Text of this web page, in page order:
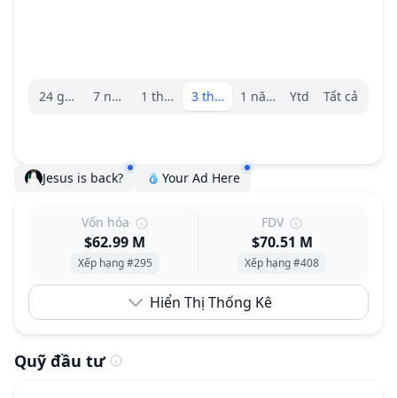
Trình chọn khoảng.
24 giờ 7 ngày 1 tháng 3 tháng 1 năm Ytd Tất cả
Jesus is back? Your Ad Here
Vốn hóa
$62.99 M
Xếp hạng #295
FDV
$70.51 M
Xếp hạng #408
Hiển Thị Thống Kê
Quỹ đầu tư